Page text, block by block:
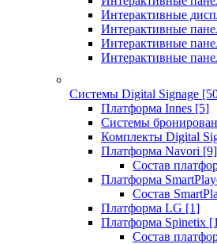
Интерактивные
Интерактивные
Интерактивные
Интерактивные
Системы Digital Signage
Платформа Innes [5]
Системы
Комплекты Digital
Платформа Navori [9]
Состав
Платформа
Состав
Платформа LG [1]
Платформа Spinetix
Состав